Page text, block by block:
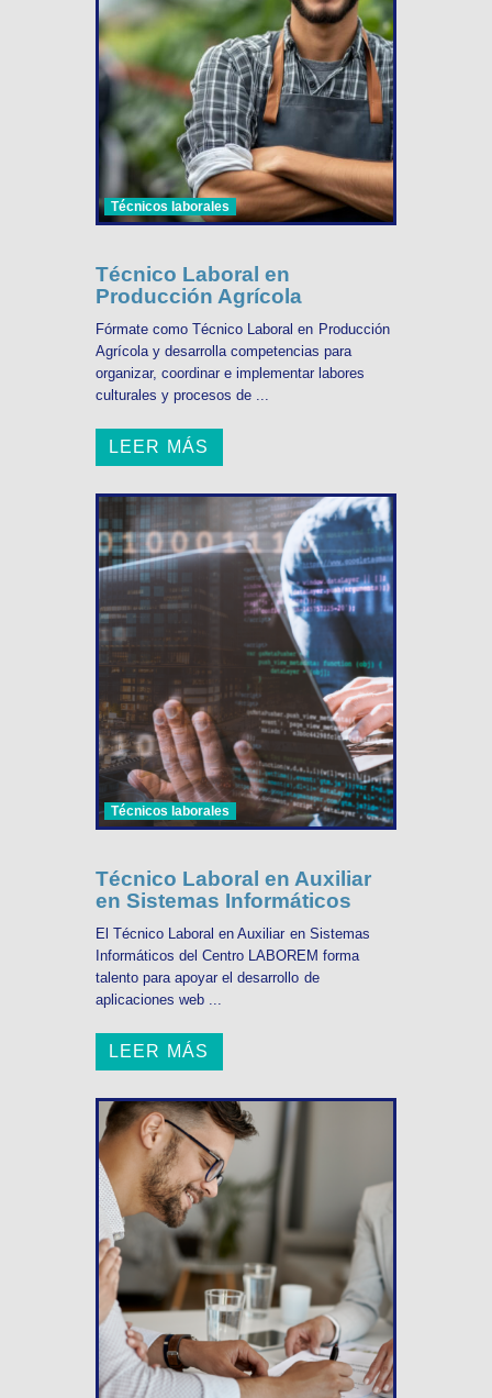
Técnicos laborales
Técnico Laboral en
Producción Agrícola
Fórmate como Técnico Laboral en Producción
Agrícola y desarrolla competencias para
organizar, coordinar e implementar labores
culturales y procesos de ...
LEER MÁS
Técnicos laborales
Técnico Laboral en Auxiliar
en Sistemas Informáticos
El Técnico Laboral en Auxiliar en Sistemas
Informáticos del Centro LABOREM forma
talento para apoyar el desarrollo de
aplicaciones web ...
LEER MÁS